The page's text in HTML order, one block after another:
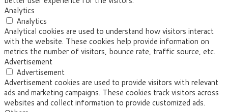
Analytics
Analytics
Analytical cookies are used to understand how visitors interact
with the website. These cookies help provide information on
metrics the number of visitors, bounce rate, traffic source, etc.
Advertisement
Advertisement
Advertisement cookies are used to provide visitors with relevant
ads and marketing campaigns. These cookies track visitors across
websites and collect information to provide customized ads.